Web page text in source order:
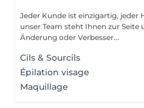
Jeder Kunde ist einzigartig, jeder
unser Team steht Ihnen zur
Änderung oder Verbesser...
Cils & Sourcils
Épilation visage
Maquillage